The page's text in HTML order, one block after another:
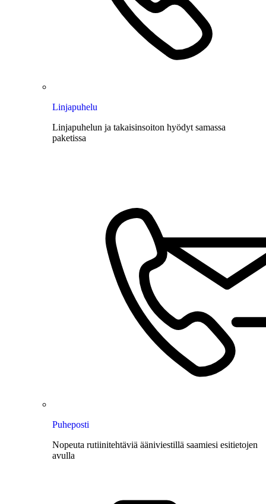
Linjapuhelu
Linjapuhelun ja takaisinsoiton hyödyt samassa
paketissa
Puheposti
Nopeuta rutiinitehtäviä ääniviestillä saamiesi esitietojen
avulla